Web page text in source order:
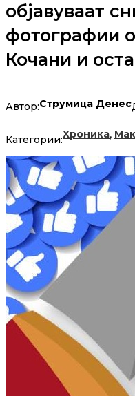
објавуваат
фотографии
Кочани и
Автор:Струмица Денес
Категории:Хроника,